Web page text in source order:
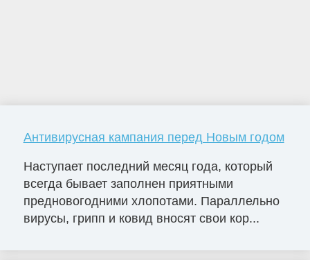
Антивирусная кампания перед Новым годом
Наступает последний месяц года, который
всегда бывает заполнен приятными
предновогодними хлопотами. Параллельно
вирусы, грипп и ковид вносят свои кор...